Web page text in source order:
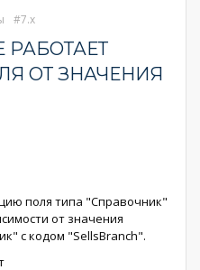
7.x
РАБОТАЕТ
ОТ ЗНАЧЕНИЯ
поля типа "Справочник"
от значения
с кодом "SellsBranch".